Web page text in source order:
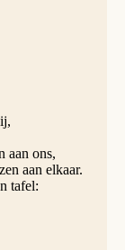
aan ons,
aan elkaar.
tafel: